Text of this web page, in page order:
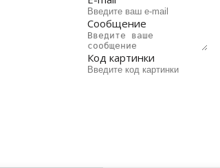
Сообщение
Код картинки